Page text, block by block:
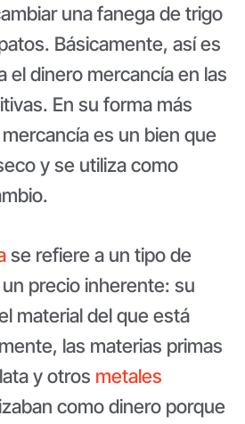
una fanega de trigo
Básicamente, así es
el dinero mercancía en las
En su forma más
es un bien que
y se utiliza como
se refiere a un tipo de
precio inherente: su
material del que está
las materias primas
y otros metales
como dinero porque